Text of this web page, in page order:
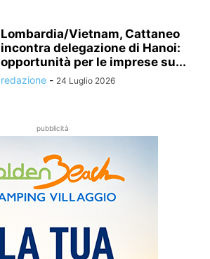
Lombardia/Vietnam, Cattaneo
incontra delegazione di Hanoi:
opportunità per le imprese su...
redazione - 24 Luglio 2026
pubblicità